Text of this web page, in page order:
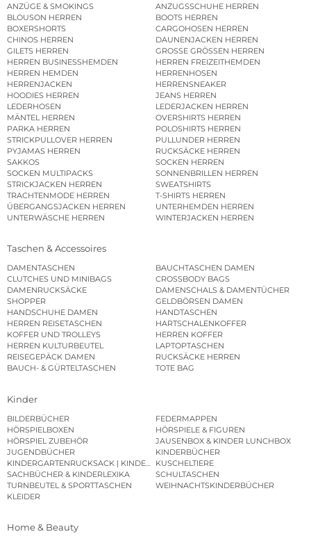
ANZÜGE & SMOKINGS
ANZUGSSCHUHE HERREN
BLOUSON HERREN
BOOTS HERREN
BOXERSHORTS
CARGOHOSEN HERREN
CHINOS HERREN
DAUNENJACKEN HERREN
GILETS HERREN
GROSSE GRÖSSEN HERREN
HERREN BUSINESSHEMDEN
HERREN FREIZEITHEMDEN
HERREN HEMDEN
HERRENHOSEN
HERRENJACKEN
HERRENSNEAKER
HOODIES HERREN
JEANS HERREN
LEDERHOSEN
LEDERJACKEN HERREN
MÄNTEL HERREN
OVERSHIRTS HERREN
PARKA HERREN
POLOSHIRTS HERREN
STRICKPULLOVER HERREN
PULLUNDER HERREN
PYJAMAS HERREN
RUCKSÄCKE HERREN
SAKKOS
SOCKEN HERREN
SOCKEN MULTIPACKS
SONNENBRILLEN HERREN
STRICKJACKEN HERREN
SWEATSHIRTS
TRACHTENMODE HERREN
T-SHIRTS HERREN
ÜBERGANGSJACKEN HERREN
UNTERHEMDEN HERREN
UNTERWÄSCHE HERREN
WINTERJACKEN HERREN
Taschen & Accessoires
DAMENTASCHEN
BAUCHTASCHEN DAMEN
CLUTCHES UND MINIBAGS
CROSSBODY BAGS
DAMENRUCKSÄCKE
DAMENSCHALS & DAMENTÜCHER
SHOPPER
GELDBÖRSEN DAMEN
HANDSCHUHE DAMEN
HANDTASCHEN
HERREN REISETASCHEN
HARTSCHALENKOFFER
KOFFER UND TROLLEYS
HERREN KOFFER
HERREN KULTURBEUTEL
LAPTOPTASCHEN
REISEGEPÄCK DAMEN
RUCKSÄCKE HERREN
BAUCH- & GÜRTELTASCHEN
TOTE BAG
Kinder
BILDERBÜCHER
FEDERMAPPEN
HÖRSPIELBOXEN
HÖRSPIELE & FIGUREN
HÖRSPIEL ZUBEHÖR
JAUSENBOX & KINDER LUNCHBOX
JUGENDBÜCHER
KINDERBÜCHER
KINDERGARTENRUCKSACK | KINDERGARTENBEUTEL
KUSCHELTIERE
SACHBÜCHER & KINDERLEXIKA
SCHULTASCHEN
TURNBEUTEL & SPORTTASCHEN
WEIHNACHTSKINDERBÜCHER
KLEIDER
Home & Beauty